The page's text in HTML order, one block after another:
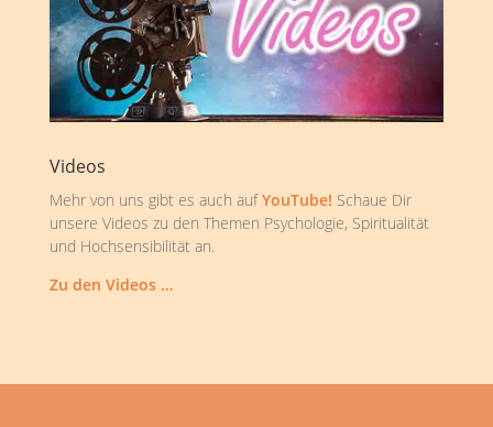
Videos
Mehr von uns gibt es auch aufYouTube! Schaue Dir
unsere Videos zu den Themen Psychologie, Spiritualität
und Hochsensibilität an.
Zu den Videos …